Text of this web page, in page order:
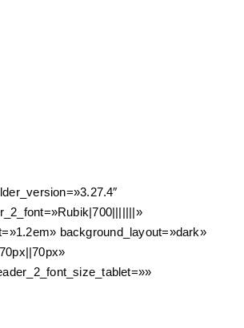
background_layout=»dark»